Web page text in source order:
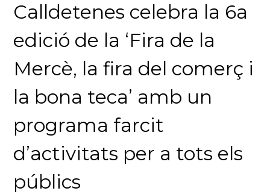
Calldetenes celebra la 6a
edició de la ‘Fira de la
Mercè, la fira del comerç i
la bona teca’ amb un
programa farcit
d’activitats per a tots els
públics